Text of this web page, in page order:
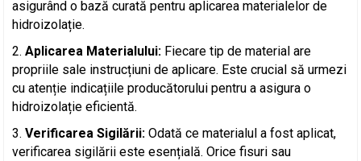
asigurând o bază curată pentru aplicarea materialelor de
hidroizolație.
Aplicarea Materialului: Fiecare tip de material are
propriile sale instrucțiuni de aplicare. Este crucial să urmezi
cu atenție indicațiile producătorului pentru a asigura o
hidroizolație eficientă.
Verificarea Sigilării: Odată ce materialul a fost aplicat,
verificarea sigilării este esențială. Orice fisuri sau